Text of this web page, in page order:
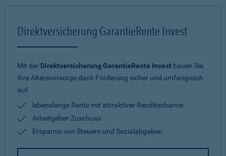
Direktversicherung GarantieRente Invest
Mit der Direktversicherung GarantieRente Invest bauen Sie
Ihre Altersvorsorge dank Förderung sicher und umfangreich
auf.
lebenslange Rente mit attraktiver Renditechance
Arbeitgeber-Zuschuss
Ersparnis von Steuern und Sozialabgaben